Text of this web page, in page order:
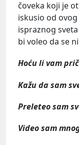
čoveka koji je
iskusio od
ispraznog
bi voleo da se
Hoću li vam
Kažu da sam
Preleteo sam
Video sam